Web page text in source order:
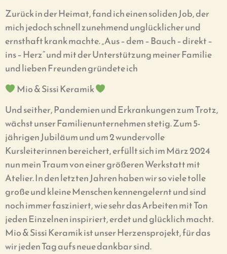
Zurück in der Heimat, fand ich einen soliden Job, der
mich jedoch schnell zunehmend unglücklicher und
ernsthaft krank machte. „Aus – dem – Bauch – direkt –
ins – Herz“ und mit der Unterstützung meiner Familie
und lieben Freunden gründete ich
Mio & Sissi Keramik
Und seither, Pandemien und Erkrankungen zum Trotz,
wächst unser Familienunternehmen stetig. Zum 5-
jährigen Jubiläum und um 2 wundervolle
Kursleiterinnen bereichert, erfüllt sich im März 2024
nun mein Traum von einer größeren Werkstatt mit
Atelier. In den letzten Jahren haben wir so viele tolle
große und kleine Menschen kennengelernt und sind
noch immer fasziniert, wie sehr das Arbeiten mit Ton
jeden Einzelnen inspiriert, erdet und glücklich macht.
Mio & Sissi Keramik ist unser Herzensprojekt, für das
wir jeden Tag aufs neue dankbar sind.